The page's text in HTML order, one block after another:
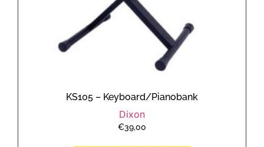
KS105 – Keyboard/Pianobank
Dixon
€39,00